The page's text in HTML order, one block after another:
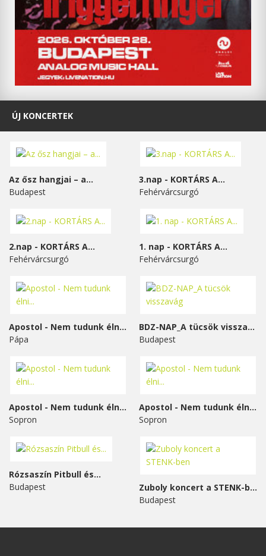
ÚJ KONCERTEK
Az ősz hangjai – a...
Budapest
3.nap - KORTÁRS A...
Fehérvárcsurgó
2.nap - KORTÁRS A...
Fehérvárcsurgó
1. nap - KORTÁRS A...
Fehérvárcsurgó
Apostol - Nem tudunk élni...
Pápa
BDZ-NAP_A tücsök visszavág
Budapest
Apostol - Nem tudunk élni...
Sopron
Apostol - Nem tudunk élni...
Sopron
Rózsaszín Pitbull és...
Budapest
Zuboly koncert a STENK-ben
Budapest